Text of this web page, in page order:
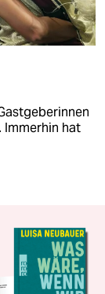
Immerhin hat